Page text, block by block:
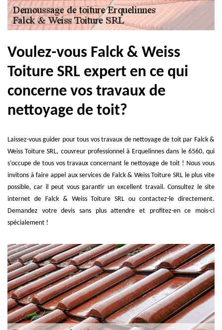
Voulez-vous Falck & Weiss
Toiture SRL expert en ce qui
concerne vos travaux de
nettoyage de toit?
Laissez-vous guider pour tous vos travaux de nettoyage de toit par Falck &
Weiss Toiture SRL, couvreur professionnel à Erquelinnes dans le 6560, qui
s’occupe de tous vos travaux concernant le nettoyage de toit ! Nous vous
invitons à faire appel aux services de Falck & Weiss Toiture SRL le plus vite
possible, car il peut vous garantir un excellent travail. Consultez le site
internet de Falck & Weiss Toiture SRL ou contactez-le directement.
Demandez votre devis sans plus attendre et profitez-en ce mois-ci
spécialement !